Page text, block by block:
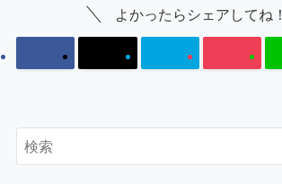
よかったらシェアしてね！